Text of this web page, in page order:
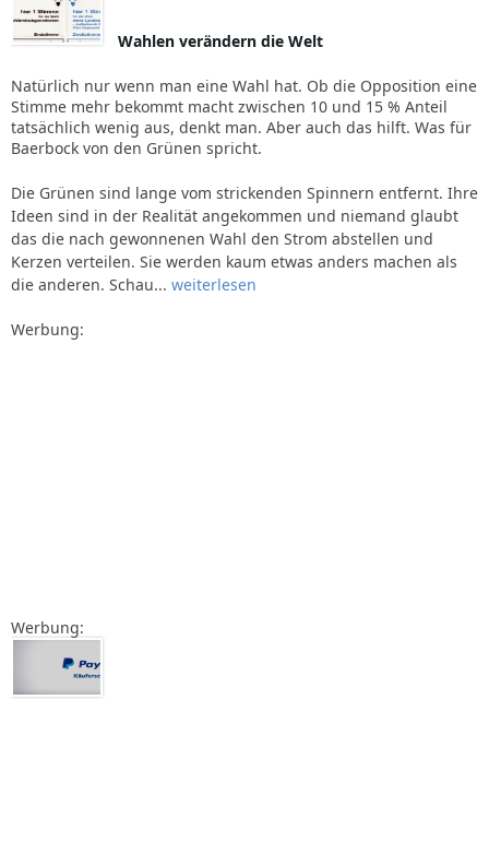
Wahlen verändern die Welt
Natürlich nur wenn man eine Wahl hat. Ob die Opposition eine
Stimme mehr bekommt macht zwischen 10 und 15 % Anteil
tatsächlich wenig aus, denkt man. Aber auch das hilft. Was für
Baerbock von den Grünen spricht.
Die Grünen sind lange vom strickenden Spinnern entfernt. Ihre
Ideen sind in der Realität angekommen und niemand glaubt
das die nach gewonnenen Wahl den Strom abstellen und
Kerzen verteilen. Sie werden kaum etwas anders machen als
die anderen. Schau... weiterlesen
Werbung:
Werbung: